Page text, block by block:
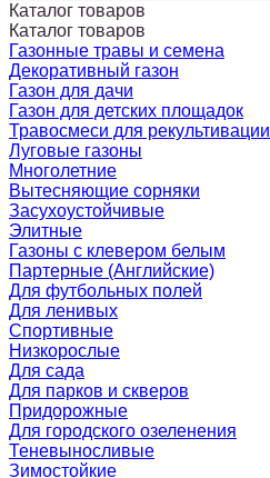
Каталог товаров
Каталог товаров
Газонные травы и семена
Декоративный газон
Газон для дачи
Газон для детских площадок
Травосмеси для рекультивации
Луговые газоны
Многолетние
Вытесняющие сорняки
Засухоустойчивые
Элитные
Газоны с клевером белым
Партерные (Английские)
Для футбольных полей
Для ленивых
Спортивные
Низкорослые
Для сада
Для парков и скверов
Придорожные
Для городского озеленения
Теневыносливые
Зимостойкие